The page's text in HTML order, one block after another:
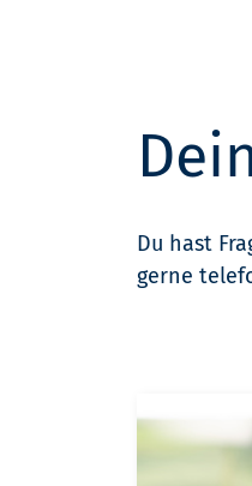
Du hast
gerne